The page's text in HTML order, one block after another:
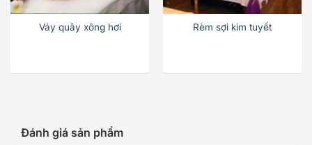
Váy quây xông hơi Rèm sợi kim tuyết
Đánh giá sản phẩm